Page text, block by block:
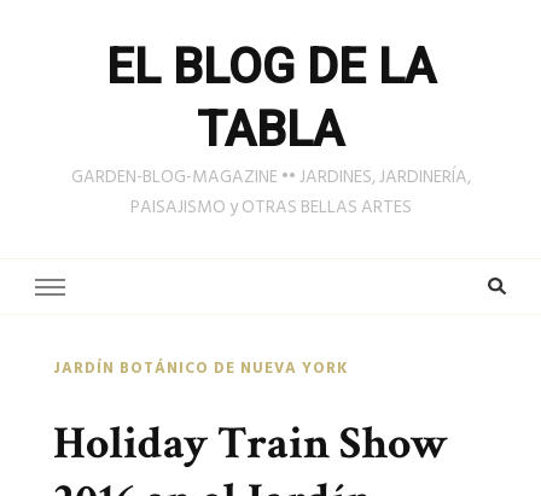
EL BLOG DE LA
TABLA
GARDEN-BLOG-MAGAZINE •• JARDINES, JARDINERÍA,
PAISAJISMO y OTRAS BELLAS ARTES
JARDÍN BOTÁNICO DE NUEVA YORK
Holiday Train Show